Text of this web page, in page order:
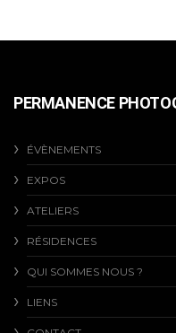
PERMANENCE
ÉVÈNEMENTS
EXPOS
ATELIERS
RÉSIDENCES
QUI SOMMES NOUS ?
LIENS